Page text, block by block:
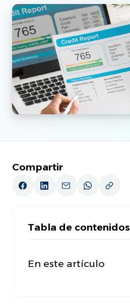
Compartir
Tabla de contenidos
En este artículo